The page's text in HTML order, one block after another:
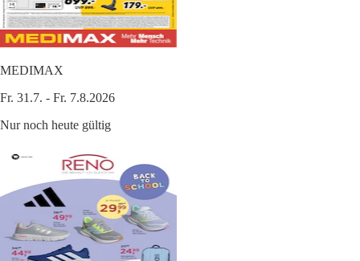
MEDIMAX
Fr. 31.7. - Fr. 7.8.2026
Nur noch heute gültig